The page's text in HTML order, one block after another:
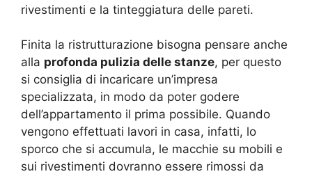
rivestimenti e la tinteggiatura delle pareti.
Finita la ristrutturazione bisogna pensare anche
alla profonda pulizia delle stanze, per questo
si consiglia di incaricare un’impresa
specializzata, in modo da poter godere
dell’appartamento il prima possibile. Quando
vengono effettuati lavori in casa, infatti, lo
sporco che si accumula, le macchie su mobili e
sui rivestimenti dovranno essere rimossi da